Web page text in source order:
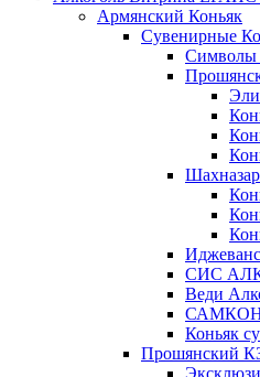
Армянский Коньяк
Сувенирные
Символы
СИС
Веди
САМКОН
Коньяк
Прошянский